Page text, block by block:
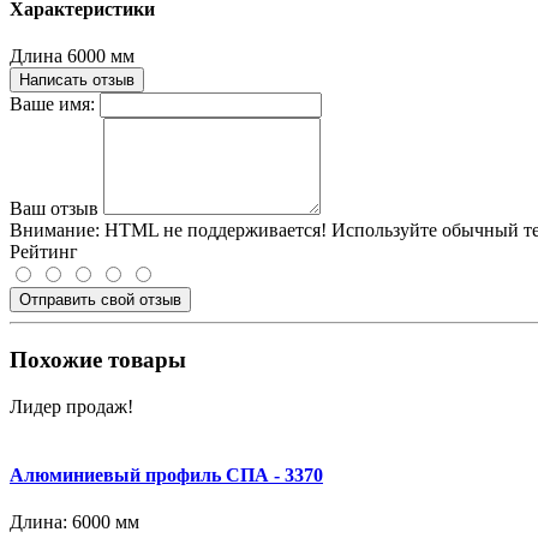
Характеристики
Длина 6000 мм
Написать отзыв
Ваше имя:
Ваш отзыв
Внимание: HTML не поддерживается! Используйте обычный
Рейтинг
Отправить свой отзыв
Похожие товары
Лидер продаж!
Алюминиевый профиль СПА - 3370
Длина: 6000 мм